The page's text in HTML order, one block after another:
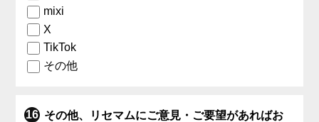
mixi
X
TikTok
その他
その他、リセマムにご意見・ご要望があればお